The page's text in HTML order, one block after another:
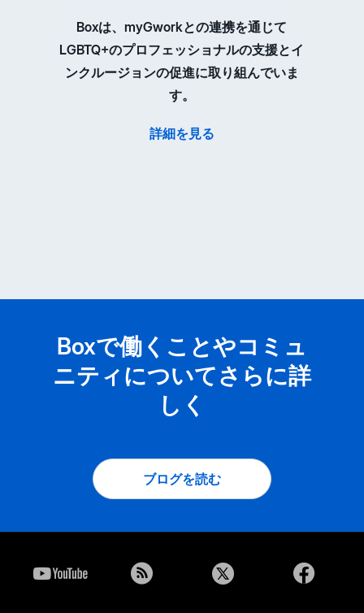
Boxは、myGworkとの連携を通じて
LGBTQ+のプロフェッショナルの支援とイ
ンクルージョンの促進に取り組んでいま
す。
詳細を見る
Boxで働くことやコミュ
ニティについてさらに詳
しく
ブログを読む